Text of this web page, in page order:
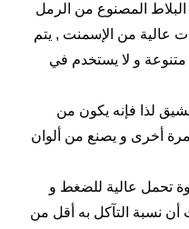
البلاط المصنوع من الرمل
عالية من الإسمنت , يتم
و لا يستخدم في
لذا فإنه يكون من
مرة أخرى و يصنع من ألوان
تحمل عالية للضغط و
أن نسبة التآكل به أقل من